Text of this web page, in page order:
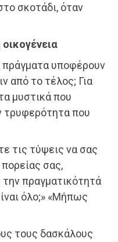
σκοτάδι, όταν
πράγματα υποφέρουν
από το τέλος; Για
μυστικά που
τρυφερότητα που
τις τύψεις να σας
σας,
την πραγματικότητά
όλο;» «Μήπως
τους δασκάλους